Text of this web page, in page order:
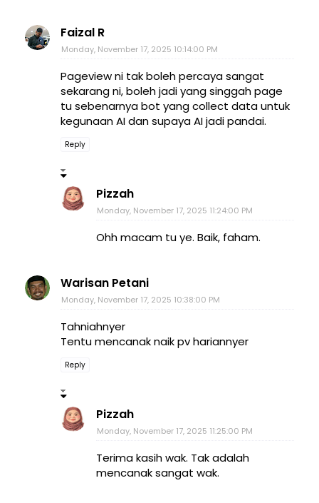
Faizal R
Monday, November 17, 2025 10:14:00 PM
Pageview ni tak boleh percaya sangat
sekarang ni, boleh jadi yang singgah page
tu sebenarnya bot yang collect data untuk
kegunaan AI dan supaya AI jadi pandai.
Reply
Pizzah
Monday, November 17, 2025 11:24:00 PM
Ohh macam tu ye. Baik, faham.
Warisan Petani
Monday, November 17, 2025 10:38:00 PM
Tahniahnyer
Tentu mencanak naik pv hariannyer
Reply
Pizzah
Monday, November 17, 2025 11:25:00 PM
Terima kasih wak. Tak adalah
mencanak sangat wak.